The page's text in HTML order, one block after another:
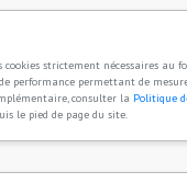
cookies strictement nécessaires au
performance permettant de
consulter la Politique
le pied de page du site.